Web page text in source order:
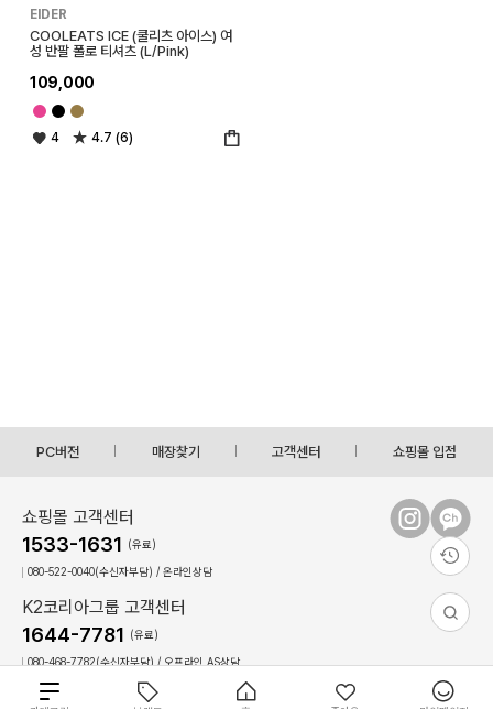
EIDER
COOLEATS ICE (쿨리츠 아이스) 여
성 반팔 폴로 티셔츠 (L/Pink)
109,000
4 4.7 (6)
PC버전 매장찾기 고객센터 쇼핑몰 입점
쇼핑몰 고객센터
1533-1631 (유료)
080-522-0040(수신자부담) / 온라인상담
K2코리아그룹 고객센터
1644-7781 (유료)
080-468-7782(수신자부담) / 오프라인,AS상담
상담시간 : 09:00 ~ 17:30(토,일, 공휴일 휴무)